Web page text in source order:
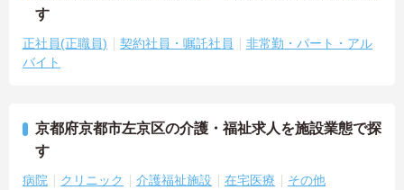
す
正社員(正職員) 契約社員・嘱託社員
非常勤・パート・アル
バイト
京都府京都市左京区の介護・福祉求人を施設業態で探
す
病院 クリニック 介護福祉施設 在宅医療 その他